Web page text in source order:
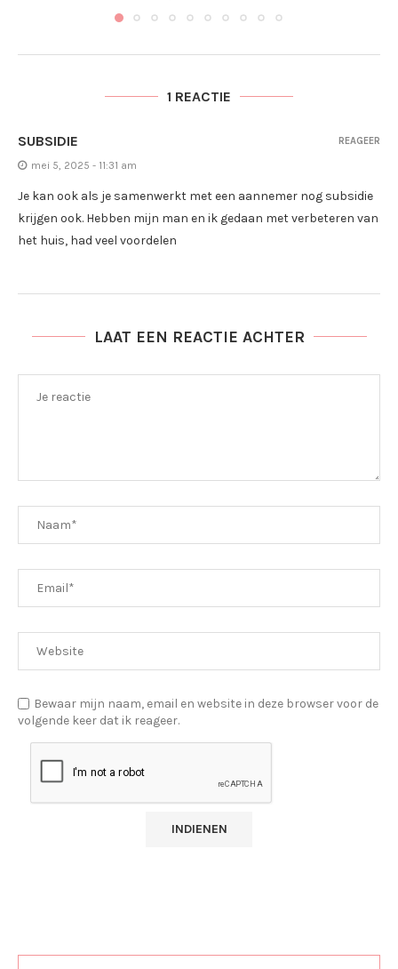
1 REACTIE
SUBSIDIE
mei 5, 2025 - 11:31 am
Je kan ook als je samenwerkt met een aannemer nog subsidie
krijgen ook. Hebben mijn man en ik gedaan met verbeteren van
het huis, had veel voordelen
REAGEER
LAAT EEN REACTIE ACHTER
Bewaar mijn naam, email en website in deze browser voor de
volgende keer dat ik reageer.